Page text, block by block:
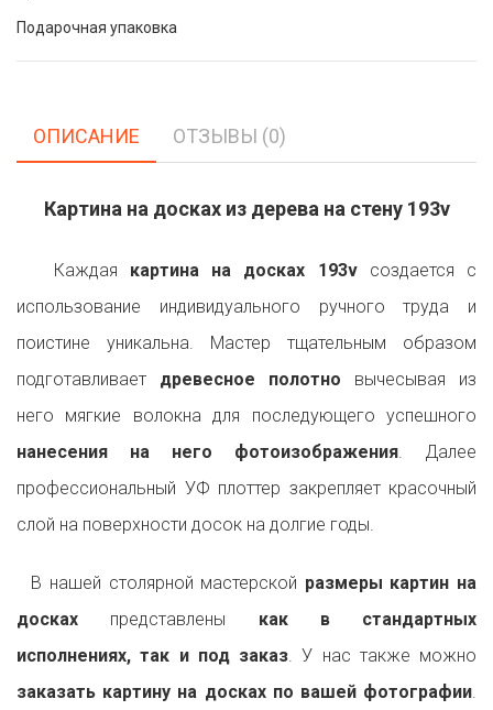
Подарочная упаковка
ОПИСАНИЕ ОТЗЫВЫ (0)
Картина на досках из дерева на стену 193v
Каждая картина на досках 193vсоздается с
использование индивидуального ручного труда и
поистине уникальна. Мастер тщательным образом
подготавливает древесное полотно вычесывая из
него мягкие волокна для последующего успешного
нанесения на него фотоизображения. Далее
профессиональный УФ плоттер закрепляет красочный
слой на поверхности досок на долгие годы.
В нашей столярной мастерской размеры картин на
досках представлены как в стандартных
исполнениях, так и под заказ. У нас также можно
заказать картину на досках по вашей фотографии.